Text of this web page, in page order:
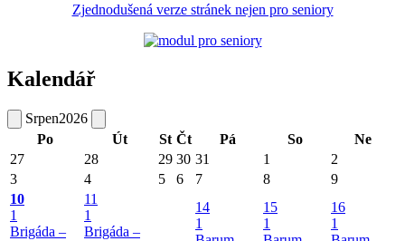
Zjednodušená verze stránek nejen pro seniory
Kalendář
Srpen2026
Po
Út St Čt Pá So
Ne
27
28 29 30 31 1
2
3
4 5 6 7 8
9
10
1
Brigáda –
11
1
Brigáda –
14
1
15
1
16
1